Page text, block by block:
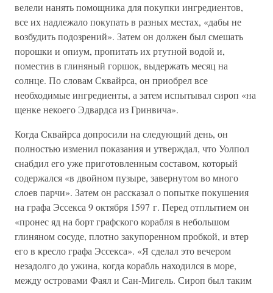
велели нанять помощника для покупки ингредиентов,
все их надлежало покупать в разных местах, «дабы не
возбудить подозрений». Затем он должен был смешать
порошки и опиум, пропитать их ртутной водой и,
поместив в глиняный горшок, выдержать месяц на
солнце. По словам Сквайрса, он приобрел все
необходимые ингредиенты, а затем испытывал сироп «на
щенке некоего Эдвардса из Гринвича».
Когда Сквайрса допросили на следующий день, он
полностью изменил показания и утверждал, что Уолпол
снабдил его уже приготовленным составом, который
содержался «в двойном пузыре, завернутом во много
слоев парчи». Затем он рассказал о попытке покушения
на графа Эссекса 9 октября 1597 г. Перед отплытием он
«пронес яд на борт графского корабля в небольшом
глиняном сосуде, плотно закупоренном пробкой, и втер
его в кресло графа Эссекса». «Я сделал это вечером
незадолго до ужина, когда корабль находился в море,
между островами Фаял и Сан-Мигель. Сироп был таким